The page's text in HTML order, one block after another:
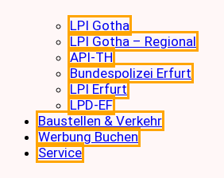
LPI Gotha
LPI Gotha – Regional
API-TH
Bundespolizei Erfurt
LPI Erfurt
LPD-EF
Baustellen & Verkehr
Werbung Buchen
Service